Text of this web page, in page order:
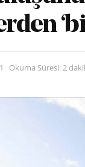
Okuma Süresi: 2